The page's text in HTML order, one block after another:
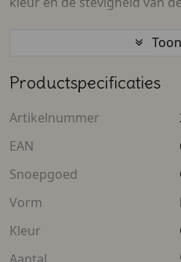
Verder is het goed om te
Ingrediënten
Binnenkant: donkere
47% cacaomassa,
Buitenkant: suiker,
Allergenen
Productspecificaties
Artikelnummer
EAN
Snoepgoed
Vorm
Kleur